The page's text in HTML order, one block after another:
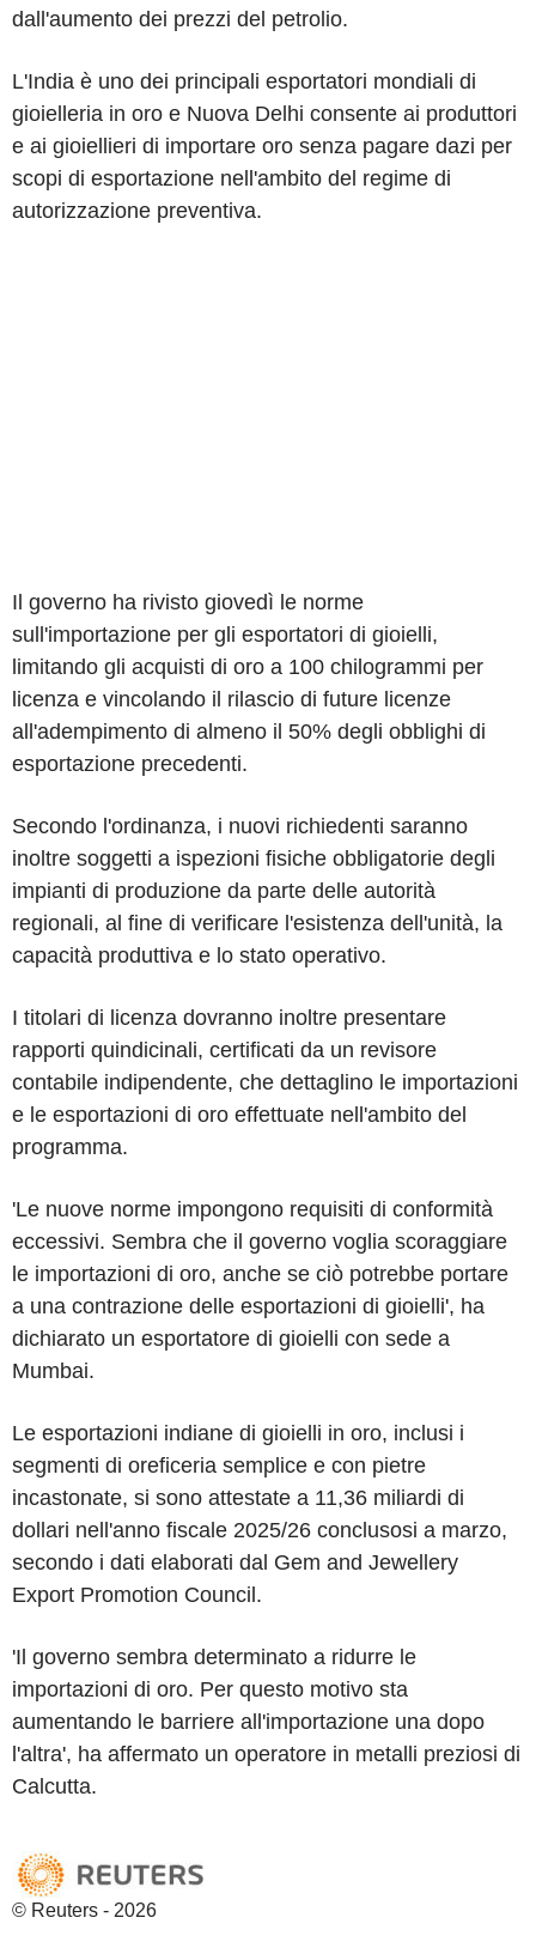
dall'aumento dei prezzi del petrolio.
L'India è uno dei principali esportatori mondiali di
gioielleria in oro e Nuova Delhi consente ai produttori
e ai gioiellieri di importare oro senza pagare dazi per
scopi di esportazione nell'ambito del regime di
autorizzazione preventiva.
Il governo ha rivisto giovedì le norme
sull'importazione per gli esportatori di gioielli,
limitando gli acquisti di oro a 100 chilogrammi per
licenza e vincolando il rilascio di future licenze
all'adempimento di almeno il 50% degli obblighi di
esportazione precedenti.
Secondo l'ordinanza, i nuovi richiedenti saranno
inoltre soggetti a ispezioni fisiche obbligatorie degli
impianti di produzione da parte delle autorità
regionali, al fine di verificare l'esistenza dell'unità, la
capacità produttiva e lo stato operativo.
I titolari di licenza dovranno inoltre presentare
rapporti quindicinali, certificati da un revisore
contabile indipendente, che dettaglino le importazioni
e le esportazioni di oro effettuate nell'ambito del
programma.
'Le nuove norme impongono requisiti di conformità
eccessivi. Sembra che il governo voglia scoraggiare
le importazioni di oro, anche se ciò potrebbe portare
a una contrazione delle esportazioni di gioielli', ha
dichiarato un esportatore di gioielli con sede a
Mumbai.
Le esportazioni indiane di gioielli in oro, inclusi i
segmenti di oreficeria semplice e con pietre
incastonate, si sono attestate a 11,36 miliardi di
dollari nell'anno fiscale 2025/26 conclusosi a marzo,
secondo i dati elaborati dal Gem and Jewellery
Export Promotion Council.
'Il governo sembra determinato a ridurre le
importazioni di oro. Per questo motivo sta
aumentando le barriere all'importazione una dopo
l'altra', ha affermato un operatore in metalli preziosi di
Calcutta.
© Reuters - 2026